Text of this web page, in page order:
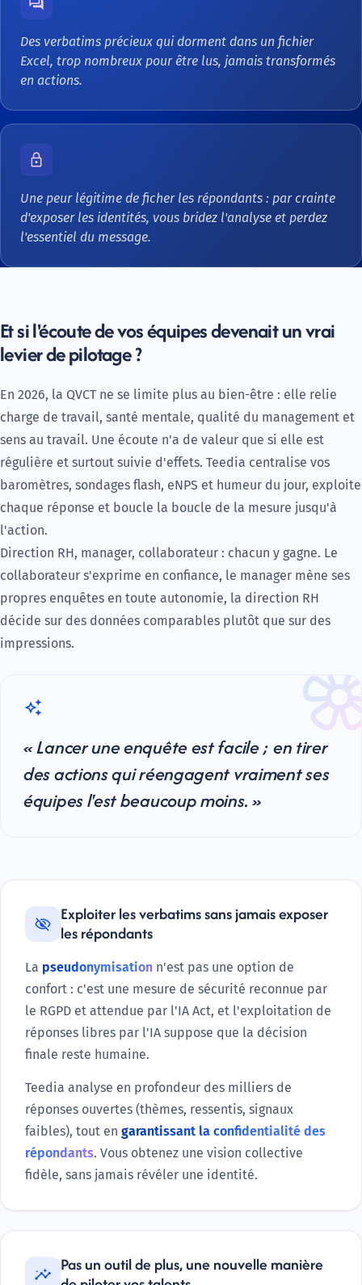
Des verbatims précieux qui dorment dans un fichier
Excel, trop nombreux pour être lus, jamais transformés
en actions.
Une peur légitime de ficher les répondants : par crainte
d'exposer les identités, vous bridez l'analyse et perdez
l'essentiel du message.
Et si l'écoute de vos équipes devenait un vrai
levier de pilotage ?
En 2026, la QVCT ne se limite plus au bien-être : elle relie
charge de travail, santé mentale, qualité du management et
sens au travail. Une écoute n'a de valeur que si elle est
régulière et surtout suivie d'effets. Teedia centralise vos
baromètres, sondages flash, eNPS et humeur du jour, exploite
chaque réponse et boucle la boucle de la mesure jusqu'à
l'action.
Direction RH, manager, collaborateur : chacun y gagne. Le
collaborateur s'exprime en confiance, le manager mène ses
propres enquêtes en toute autonomie, la direction RH
décide sur des données comparables plutôt que sur des
impressions.
auto_awesome
« Lancer une enquête est facile ; en tirer
des actions qui réengagent vraiment ses
équipes l'est beaucoup moins. »
visibility_off Exploiter les verbatims sans jamais exposer
les répondants
La pseudonymisation n'est pas une option de
confort : c'est une mesure de sécurité reconnue par
le RGPD et attendue par l'IA Act, et l'exploitation de
réponses libres par l'IA suppose que la décision
finale reste humaine.
Teedia analyse en profondeur des milliers de
réponses ouvertes (thèmes, ressentis, signaux
faibles), tout en garantissant la confidentialité des
répondants. Vous obtenez une vision collective
fidèle, sans jamais révéler une identité.
insights Pas un outil de plus, une nouvelle manière